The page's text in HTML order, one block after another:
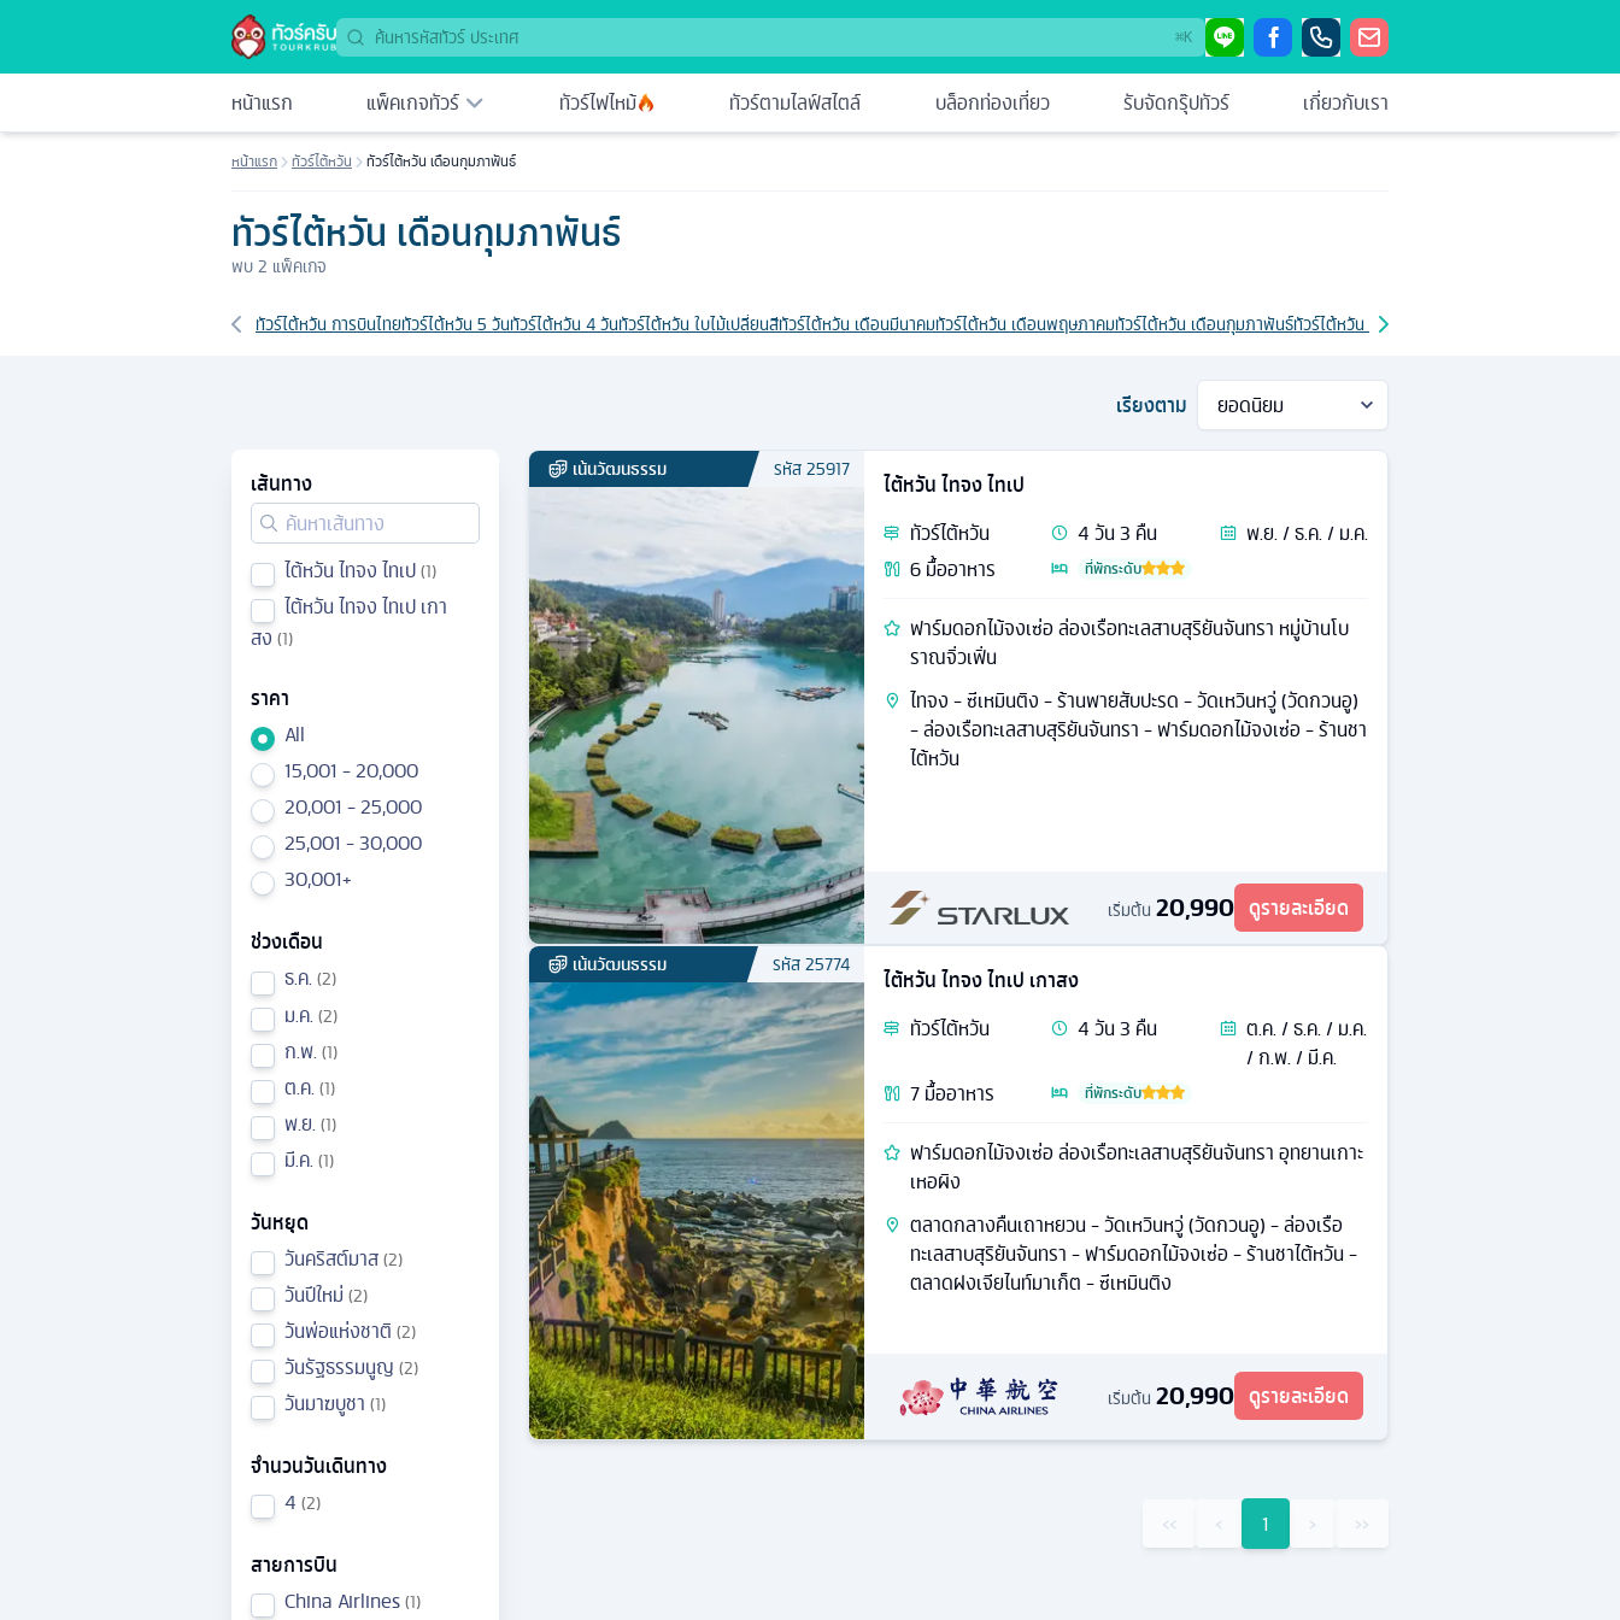
⌘K
หน้าแรก แพ็คเกจทัวร์ ทัวร์ไฟไหม้ ทัวร์ตามไลฟ์สไตล์ บล็อกท่องเที่ยว รับจัดกรุ๊ปทัวร์ เกี่ยวกับเรา
หน้าแรก ทัวร์ไต้หวัน ทัวร์ไต้หวัน เดือนกุมภาพันธ์
ทัวร์ไต้หวัน เดือนกุมภาพันธ์
พบ2 แพ็คเกจ
เส้นทางที่เกี่ยวข้อง
ทัวร์ไต้หวัน การบินไทยทัวร์ไต้หวัน 5 วันทัวร์ไต้หวัน 4 วันทัวร์ไต้หวัน ใบไม้เปลี่ยนสีทัวร์ไต้หวัน เดือนมีนาคมทัวร์ไต้หวัน เดือนพฤษภาคมทัวร์ไต้หวัน เดือนกุมภาพันธ์ทัวร์ไต้หวัน เดือนมกราคม
เรียงตาม
เส้นทาง
ไต้หวัน ไทจง ไทเป 1
ไต้หวัน ไทจง ไทเป เกา
สง 1
ราคา
All
15,001 - 20,000
20,001 - 25,000
25,001 - 30,000
30,001+
ช่วงเดือน
ธ.ค. 2
ม.ค. 2
ก.พ. 1
ต.ค. 1
พ.ย. 1
มี.ค. 1
วันหยุด
วันคริสต์มาส 2
วันปีใหม่ 2
วันพ่อแห่งชาติ 2
วันรัฐธรรมนูญ 2
วันมาฆบูชา 1
จำนวนวันเดินทาง
4 2
สายการบิน
China Airlines 1
เน้นวัฒนธรรม รหัส25917
ไต้หวัน ไทจง ไทเป
ทัวร์ไต้หวัน 4วัน3 คืน
พ.ย. / ธ.ค. / ม.ค.
6มื้ออาหาร ที่พักระดับ
ฟาร์มดอกไม้จงเซ่อ ล่องเรือทะเลสาบสุริยันจันทรา หมู่บ้านโบ
ราณจิ่วเฟิ่น
ไทจง - ซีเหมินติง - ร้านพายสับปะรด - วัดเหวินหวู่ (วัดกวนอู)
- ล่องเรือทะเลสาบสุริยันจันทรา - ฟาร์มดอกไม้จงเซ่อ - ร้านชา
ไต้หวัน
เริ่มต้น 20,990 ดูรายละเอียด
เน้นวัฒนธรรม รหัส25774
ไต้หวัน ไทจง ไทเป เกาสง
ทัวร์ไต้หวัน 4วัน3 คืน
ต.ค. / ธ.ค. / ม.ค.
/ ก.พ. / มี.ค.
7มื้ออาหาร ที่พักระดับ
ฟาร์มดอกไม้จงเซ่อ ล่องเรือทะเลสาบสุริยันจันทรา อุทยานเกาะ
เหอผิง
ตลาดกลางคืนเถาหยวน - วัดเหวินหวู่ (วัดกวนอู) - ล่องเรือ
ทะเลสาบสุริยันจันทรา - ฟาร์มดอกไม้จงเซ่อ - ร้านชาไต้หวัน -
ตลาดฝงเจียไนท์มาเก็ต - ซีเหมินติง
เริ่มต้น 20,990 ดูรายละเอียด
‹‹ ‹ 1 › ››